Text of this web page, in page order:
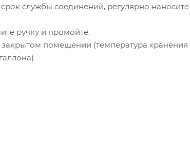
службы соединений, регулярно
ручку и промойте.
помещении (температура хранения